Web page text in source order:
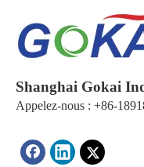
Shanghai Gokai
Appelez-nous : +86-